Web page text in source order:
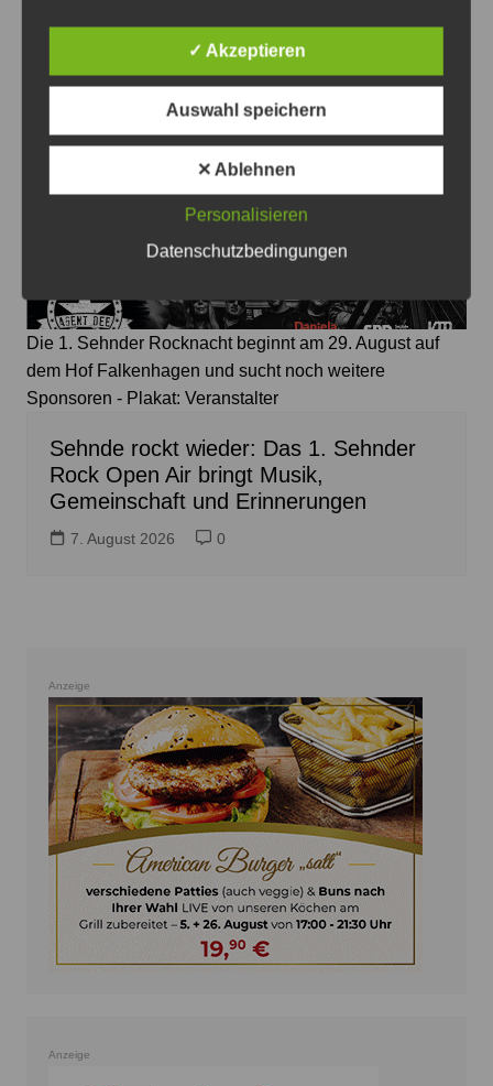
Die 1. Sehnder Rocknacht beginnt am 29. August auf
dem Hof Falkenhagen und sucht noch weitere
Sponsoren - Plakat: Veranstalter
Sehnde rockt wieder: Das 1. Sehnder
Rock Open Air bringt Musik,
Gemeinschaft und Erinnerungen
7. August 2026 0
Anzeige
Anzeige
✓ Akzeptieren
Auswahl speichern
✕ Ablehnen
Personalisieren
Datenschutzbedingungen